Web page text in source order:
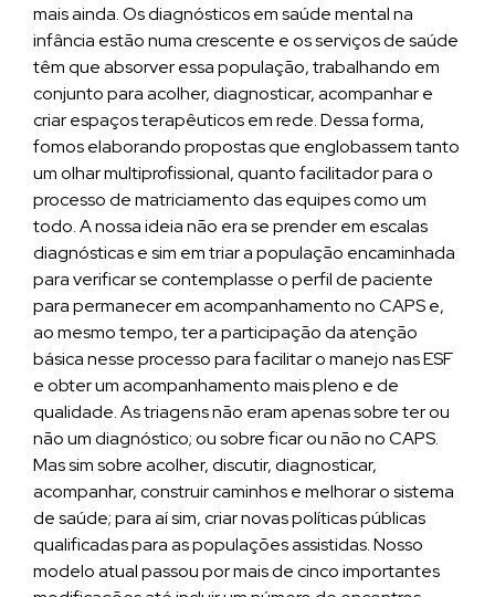
mais ainda. Os diagnósticos em saúde mental na
infância estão numa crescente e os serviços de saúde
têm que absorver essa população, trabalhando em
conjunto para acolher, diagnosticar, acompanhar e
criar espaços terapêuticos em rede. Dessa forma,
fomos elaborando propostas que englobassem tanto
um olhar multiprofissional, quanto facilitador para o
processo de matriciamento das equipes como um
todo. A nossa ideia não era se prender em escalas
diagnósticas e sim em triar a população encaminhada
para verificar se contemplasse o perfil de paciente
para permanecer em acompanhamento no CAPS e,
ao mesmo tempo, ter a participação da atenção
básica nesse processo para facilitar o manejo nas ESF
e obter um acompanhamento mais pleno e de
qualidade. As triagens não eram apenas sobre ter ou
não um diagnóstico; ou sobre ficar ou não no CAPS.
Mas sim sobre acolher, discutir, diagnosticar,
acompanhar, construir caminhos e melhorar o sistema
de saúde; para aí sim, criar novas políticas públicas
qualificadas para as populações assistidas. Nosso
modelo atual passou por mais de cinco importantes